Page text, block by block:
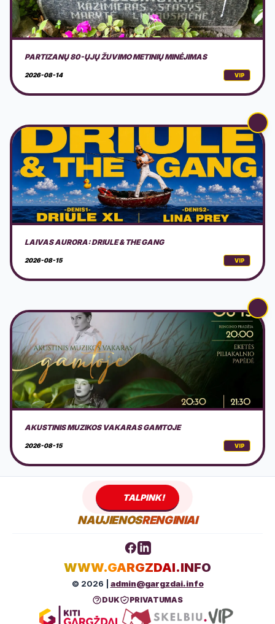
LAIVAS AURORA: DRIULE & THE GANG
2026-08-15 VIP
AKUSTINIS MUZIKOS VAKARAS GAMTOJE
2026-08-15 VIP
NEMOKAMAS EDUKACINIS PIKNIKAS KLAIPĖDOJE
2026-08-16 VIP
TALPINK!
NAUJIENOSRENGINIAI
WWW.GARGZDAI.INFO
© 2026 | admin@gargzdai.info
DUK PRIVATUMAS